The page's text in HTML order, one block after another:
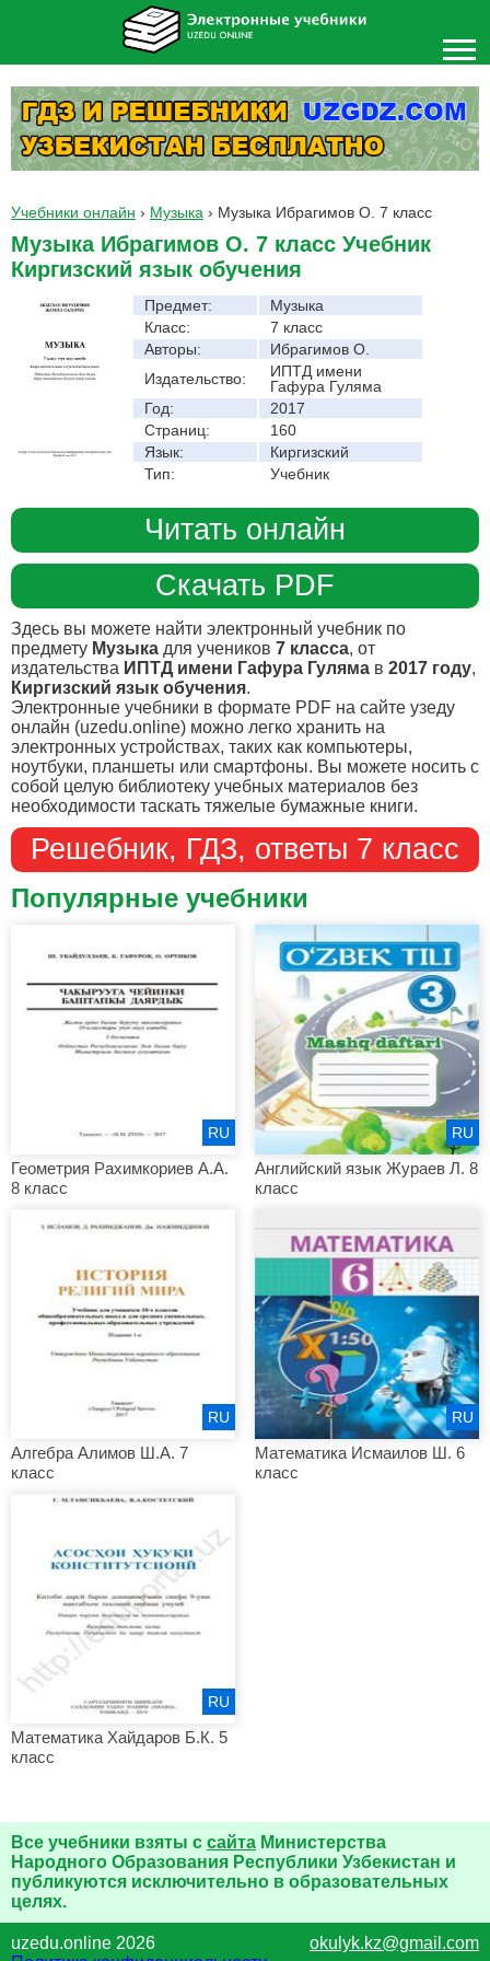
Учебники онлайн › Музыка › Музыка Ибрагимов О. 7 класс
Музыка Ибрагимов О. 7 класс Учебник
Киргизский язык обучения
Предмет:
Музыка
Класс:
7 класс
Авторы:
Ибрагимов О.
Издательство:
ИПТД имени
Гафура Гуляма
Год:
2017
Страниц:
160
Язык:
Киргизский
Тип:
Учебник
Читать онлайн
Скачать PDF
Здесь вы можете найти электронный учебник по
предмету Музыка для учеников 7 класса, от
издательства ИПТД имени Гафура Гуляма в 2017 году,
Киргизский язык обучения.
Электронные учебники в формате PDF на сайте узеду
онлайн (uzedu.online) можно легко хранить на
электронных устройствах, таких как компьютеры,
ноутбуки, планшеты или смартфоны. Вы можете носить с
собой целую библиотеку учебных материалов без
необходимости таскать тяжелые бумажные книги.
Решебник, ГДЗ, ответы 7 класс
Популярные учебники
Геометрия Рахимкориев А.А.
8 класс
RU
Английский язык Жураев Л. 8
класс
RU
Алгебра Алимов Ш.А. 7
класс
RU
Математика Исмаилов Ш. 6
класс
RU
Математика Хайдаров Б.К. 5
класс
RU
Все учебники взяты с сайта Министерства
Народного Образования Республики Узбекистан и
публикуются исключительно в образовательных
целях.
uzedu.online 2026
okulyk.kz@gmail.com